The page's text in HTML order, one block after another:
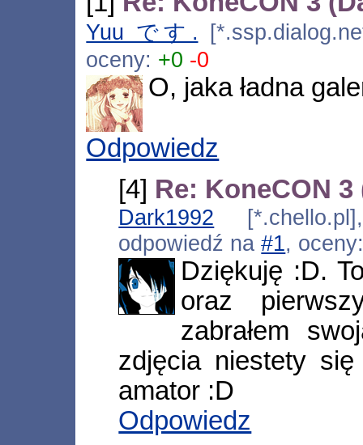
Yuu です.
oceny: +0 -0
O, jaka ładna
Odpowiedz
[4] Re: KoneCON 3
Dark1992
odpowiedź na#1,
Dziękuję :D.
oraz
zabrałem
zdjęcia niestety
amator :D
Odpowiedz